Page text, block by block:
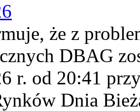
że z
DBAG
r. od 20:41
Dnia